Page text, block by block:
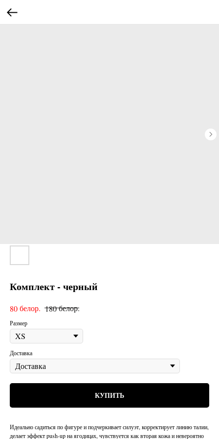
Комплект - черный
80белор. 180белор.
Размер
Доставка
КУПИТЬ
Идеально садиться по фигуре и подчеркивает силуэт, корректирует линию талии,
делает эффект push-up на ягодицах, чувствуется как вторая кожа и невероятно